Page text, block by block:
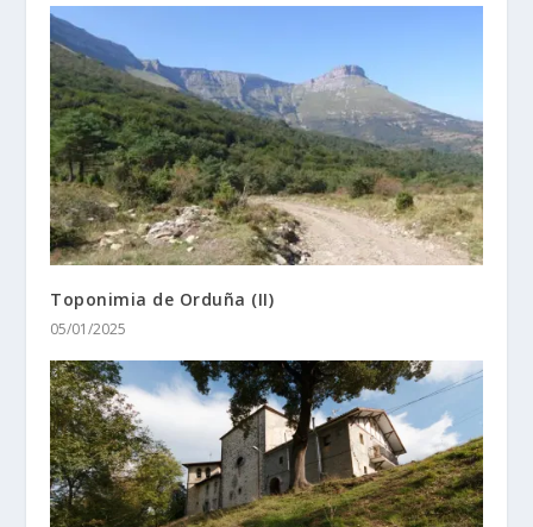
Toponimia de Orduña (II)
05/01/2025